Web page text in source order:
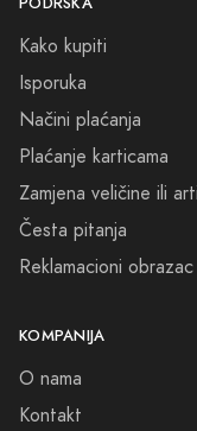
Kako kupiti
Isporuka
Načini plaćanja
Plaćanje karticama
Zamjena veličine ili
Česta pitanja
Reklamacioni obrazac
KOMPANIJA
O nama
Kontakt